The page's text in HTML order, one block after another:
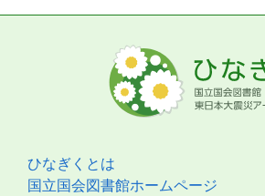
ひなぎくとは
国立国会図書館ホームページ